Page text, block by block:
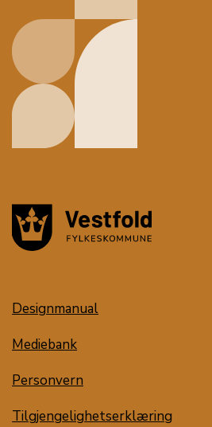
Designmanual
Mediebank
Personvern
Tilgjengelighetserklæring